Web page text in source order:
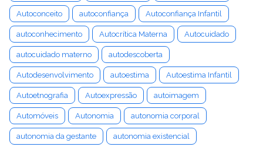
Autoconceito autoconfiança Autoconfiança Infantil
autoconhecimento Autocrítica Materna Autocuidado
autocuidado materno autodescoberta
Autodesenvolvimento autoestima Autoestima Infantil
Autoetnografia Autoexpressão autoimagem
Automóveis Autonomia autonomia corporal
autonomia da gestante autonomia existencial